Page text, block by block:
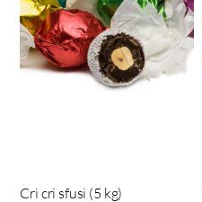
Cri cri sfusi (5 kg)